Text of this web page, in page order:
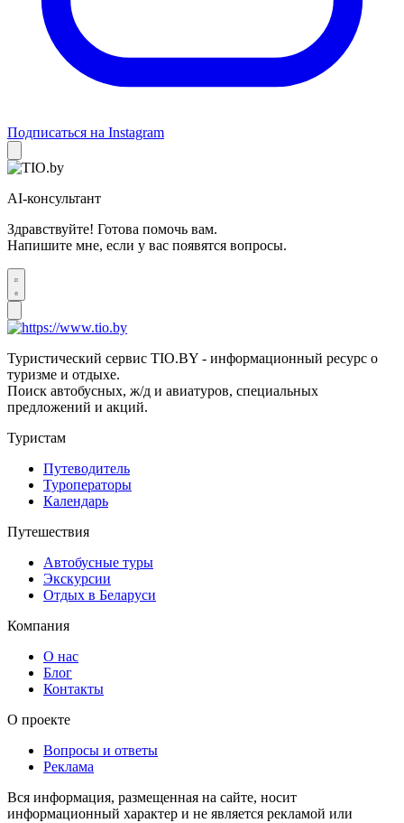
Подписаться на Instagram
AI-консультант
Здравствуйте! Готова помочь вам.
Напишите мне, если у вас появятся вопросы.
Туристический сервис TIO.BY - информационный ресурс о
туризме и отдыхе.
Поиск автобусных, ж/д и авиатуров, специальных
предложений и акций.
Туристам
Путеводитель
Туроператоры
Календарь
Путешествия
Автобусные туры
Экскурсии
Отдых в Беларуси
Компания
О нас
Блог
Контакты
О проекте
Вопросы и ответы
Реклама
Вся информация, размещенная на сайте, носит
информационный характер и не является рекламой или